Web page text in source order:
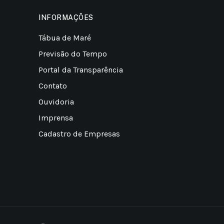
INFORMAÇÕES
Tábua de Maré
Previsão do Tempo
Portal da Transparência
Contato
Ouvidoria
Imprensa
Cadastro de Empresas